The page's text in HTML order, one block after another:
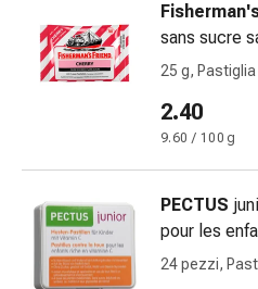
Compresse
Medicazioni
Bende
di
fissaggio
Garza
Bendaggi
compressivi
sans sucre
25 g, Pastiglia
2.40
9.60 / 100 g
PECTUS
pour les
vitamine C
24 pezzi,